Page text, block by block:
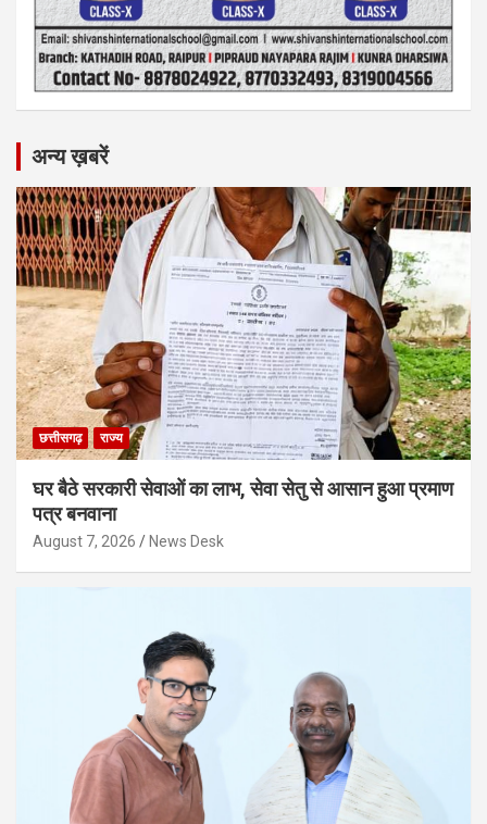
अन्य ख़बरें
छत्तीसगढ़ राज्य
घर बैठे सरकारी सेवाओं का लाभ, सेवा सेतु से आसान हुआ प्रमाण
पत्र बनवाना
August 7, 2026 News Desk